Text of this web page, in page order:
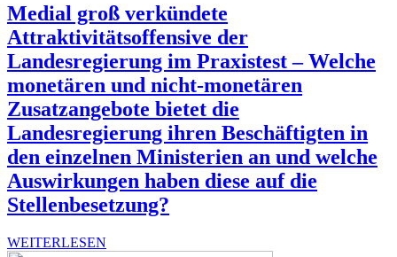
Medial groß verkündete
Attraktivitätsoffensive der
Landesregierung im Praxistest – Welche
monetären und nicht-monetären
Zusatzangebote bietet die
Landesregierung ihren Beschäftigten in
den einzelnen Ministerien an und welche
Auswirkungen haben diese auf die
Stellenbesetzung?
WEI­TER­LE­SEN